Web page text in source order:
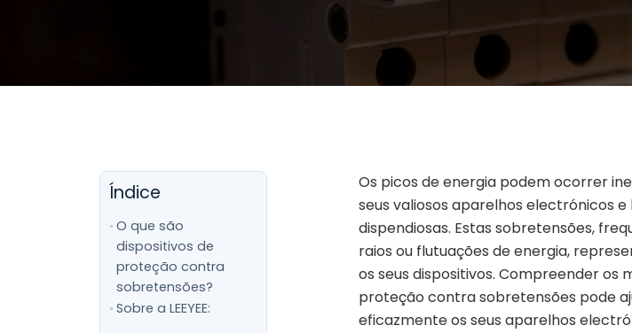
Índice
O que são
dispositivos de
proteção contra
sobretensões?
Sobre a LEEYEE:
Os picos de energia podem ocorrer
seus valiosos aparelhos electrónicos
dispendiosas. Estas sobretensões,
raios ou flutuações de energia,
os seus dispositivos. Compreender os
proteção contra sobretensões pode
eficazmente os seus aparelhos